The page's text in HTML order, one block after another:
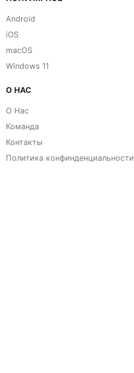
Android
iOS
macOS
Windows 11
О НАС
О Нас
Команда
Контакты
Политика конфинденциальности